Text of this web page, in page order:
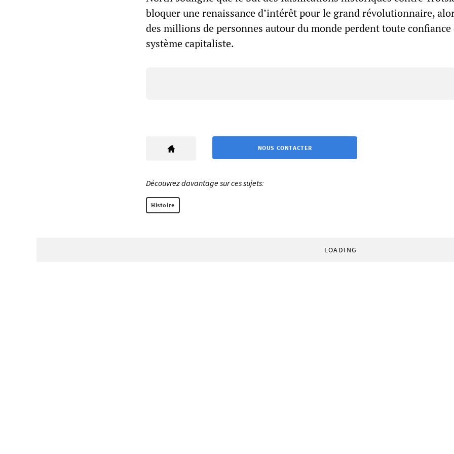
bloquer une renaissance d’intérêt pour le grand révolutionnaire,
des millions de personnes autour du monde perdent toute confiance
système capitaliste.
NOUS CONTACTER
Découvrez davantage sur ces sujets:
Histoire
LOADING